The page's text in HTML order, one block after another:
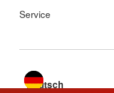
Service
Sprache wechseln zu